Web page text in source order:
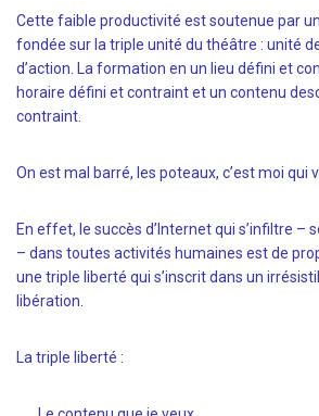
Cette faible productivité est soutenue par
fondée sur la triple unité du théâtre : unité
d’action. La formation en un lieu défini et
horaire défini et contraint et un contenu
contraint.
On est mal barré, les poteaux, c’est moi qui
En effet, le succès d’Internet qui s’infiltre –
– dans toutes activités humaines est de
une triple liberté qui s’inscrit dans un
libération.
La triple liberté :